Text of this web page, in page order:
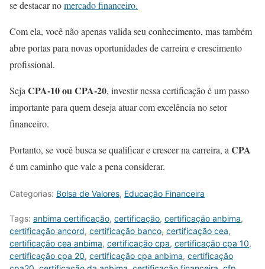
se destacar nomercado financeiro.
Com ela, você não apenas valida seu conhecimento, mas também
abre portas para novas oportunidades de carreira e crescimento
profissional.
Seja CPA-10 ou CPA-20, investir nessa certificação é um passo
importante para quem deseja atuar com excelência no setor
financeiro.
Portanto, se você busca se qualificar e crescer na carreira, a CPA
é um caminho que vale a pena considerar.
Categorias: Bolsa de Valores, Educação Financeira
Tags: anbima certificação, certificação, certificação anbima,
certificação ancord, certificação banco, certificação cea,
certificação cea anbima, certificação cpa, certificação cpa 10,
certificação cpa 20, certificação cpa anbima, certificação